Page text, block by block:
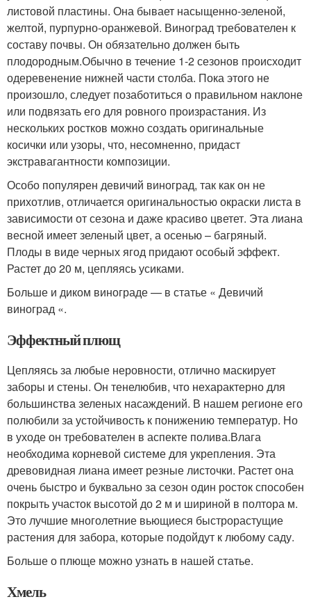
листовой пластины. Она бывает насыщенно-зеленой,
желтой, пурпурно-оранжевой. Виноград требователен к
составу почвы. Он обязательно должен быть
плодородным.Обычно в течение 1-2 сезонов происходит
одеревенение нижней части столба. Пока этого не
произошло, следует позаботиться о правильном наклоне
или подвязать его для ровного произрастания. Из
нескольких ростков можно создать оригинальные
косички или узоры, что, несомненно, придаст
экстравагантности композиции.
Особо популярен девичий виноград, так как он не
прихотлив, отличается оригинальностью окраски листа в
зависимости от сезона и даже красиво цветет. Эта лиана
весной имеет зеленый цвет, а осенью – багряный.
Плоды в виде черных ягод придают особый эффект.
Растет до 20 м, цепляясь усиками.
Больше и диком винограде — в статье « Девичий
виноград «.
Эффектный плющ
Цепляясь за любые неровности, отлично маскирует
заборы и стены. Он тенелюбив, что нехарактерно для
большинства зеленых насаждений. В нашем регионе его
полюбили за устойчивость к понижению температур. Но
в уходе он требователен в аспекте полива.Влага
необходима корневой системе для укрепления. Эта
древовидная лиана имеет резные листочки. Растет она
очень быстро и буквально за сезон один росток способен
покрыть участок высотой до 2 м и шириной в полтора м.
Это лучшие многолетние вьющиеся быстрорастущие
растения для забора, которые подойдут к любому саду.
Больше о плюще можно узнать в нашей статье.
Хмель